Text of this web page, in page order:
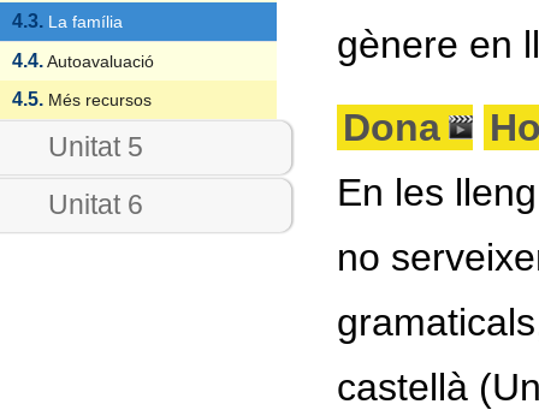
4.3. La família
4.4.Autoavaluació
4.5. Més recursos
Unitat 5
Unitat 6
gènere en
Dona
En les
no
castellà